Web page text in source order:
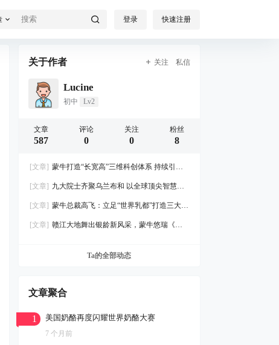
登录 快速注册
关于作者 关注 私信
Lucine
初中 Lv2
文章
587
评论
0
关注
0
粉丝
8
[文章] 蒙牛打造“长宽高”三维科创体系 持续引领
[文章] 九大院士齐聚乌兰布和 以全球顶尖智慧点
[文章] 蒙牛总裁高飞：立足“世界乳都”打造三大高
[文章] 赣江大地舞出银龄新风采，蒙牛悠瑞《劲
Ta的全部动态
文章聚合
1 美国奶酪再度闪耀世界奶酪大赛
7 个月前